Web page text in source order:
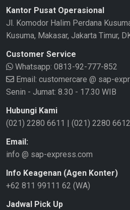
Kantor Pusat Operasional
Jl. Komodor Halim Perdana
Kusuma, Makasar, Jakarta Timur,
Customer Service
Whatsapp: 0813-92-777-852
Email: customercare @ sap-
Senin - Jumat: 8.30 - 17.30 WIB
Hubungi Kami
(021) 2280 6611
(021) 2280 6612
Email:
info @ sap-express.com
Info Keagenan (Agen Konter)
+62 811 99111 62 (WA)
Jadwal Pick Up